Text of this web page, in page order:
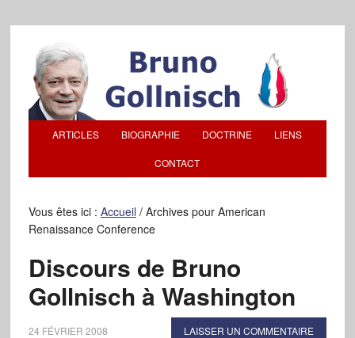
ARTICLES BIOGRAPHIE DOCTRINE LIENS
CONTACT
Vous êtes ici : Accueil /Archives pour American
Renaissance Conference
Discours de Bruno
Gollnisch à Washington
24 FÉVRIER 2008 LAISSER UN COMMENTAIRE